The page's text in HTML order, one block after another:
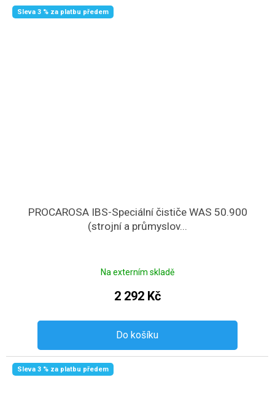
Sleva 3 % za platbu předem
PROCAROSA IBS-Speciální čističe WAS 50.900
(strojní a průmyslov...
Na externím skladě
2 292 Kč
Do košíku
Sleva 3 % za platbu předem